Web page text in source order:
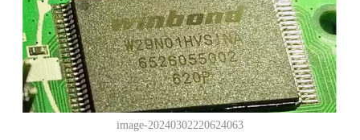
image-20240302220624063